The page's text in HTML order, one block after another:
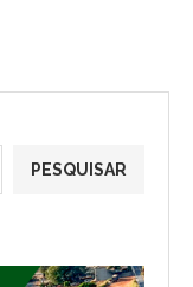
PESQUISAR